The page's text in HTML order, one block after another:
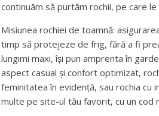
continuăm să purtăm rochii, pe care
Misiunea rochiei de toamnă:
timp să protejeze de frig, fără a fi
lungimi maxi, își pun amprenta în
aspect casual și confort optimizat,
feminitatea în evidență, sau rochia cu
multe pe site-ul tău favorit, cu un